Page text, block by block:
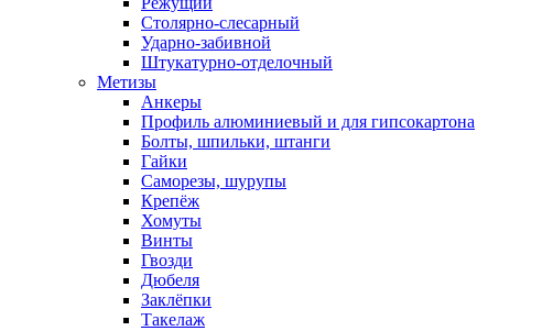
Столярно-слесарный
Ударно-забивной
Штукатурно-отделочный
Метизы
Анкеры
Профиль алюминиевый и для гипсокартона
Болты, шпильки, штанги
Гайки
Саморезы, шурупы
Крепёж
Хомуты
Винты
Гвозди
Дюбеля
Заклёпки
Такелаж